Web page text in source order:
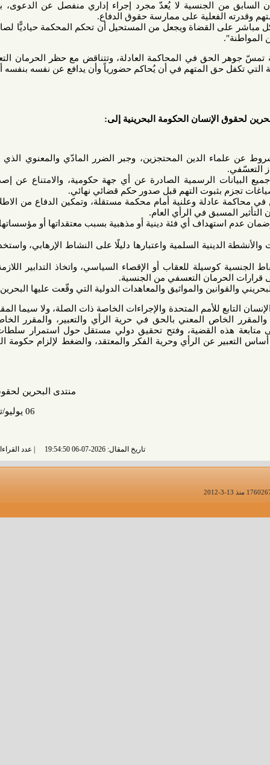
الجنسية لا يُعدّ مجرد إجراء إداري منفصل عن الدعوى، بل ينعكس
الفعلية على ممارسة حقوق الدفاع.
القضاة ويجعل من المستحيل أن تحكم المحكمة حياديًّا لصالح شخص
في المحاكمة العادلة، وتتناقض مع حظر الحرمان التعسفي من
حق المتهم في أن يُحاكم حضورياً وأن يدافع عن نفسه بنفسه أو بواسطة
الحكومة البحرينية إلى:
الدين المحتجزين، وجبر الضرر المادّي والمعنوي الذي لحق بهم،
الرسمية الصادرة عن أي جهة حكومية، والامتناع عن إصدار بيانات
بثبوت التهم قبل صدور حكم قضائي نهائي.
وعلنية أمام محكمة مستقلة، وتمكين الدفاع من الاطلاع الكامل
في الرأي العام.
أي فئة دينية أو مذهبية بسبب معتقداتها أو مؤسساتها الدينية أو
السلمية واعتبارها دليلًا على النشاط الإرهابي، واستخدام قوانين
للعقاب أو الإقصاء السياسي، واتخاذ التدابير اللازمة لمعالجة
الحرمان التعسفي من الجنسية.
والمواثيق والمعاهدات الدولية التي وقّعت عليها البحرين.
المتحدة والإجراءات الخاصة ذات الصلة، ولا سيما المقرر الخاص
المعني بالحق في حرية الرأي والتعبير، والمقرر الخاص المعني
القضية، وفتح تحقيق دولي مستقل حول استمرار سلطات البحرين
عن الرأي وحرية الفكر والمعتقد، والضغط لإلزام حكومة البحرين بما
منتدى البحرين لحقوق الإنسان
عدد القراءات: 313 قراءة |